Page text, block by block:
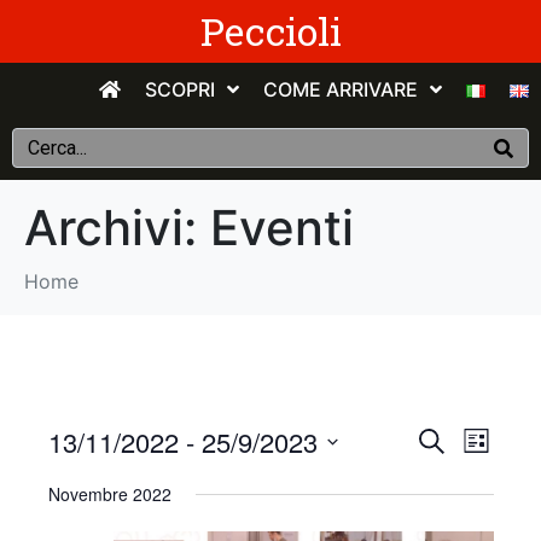
Peccioli
SCOPRI COME ARRIVARE
Archivi: Eventi
Home
E
v
C
r
a
E
e
E
e
13/11/2022 - 25/9/2023
e
Novembre 2022